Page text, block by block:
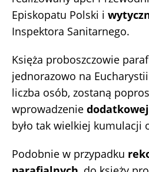
Episkopatu Polski i
Inspektora Sanitarnego.
Księża proboszczowie
jednorazowo na
liczba osób, zostaną
wprowadzenie
było tak wielkiej kumulacji
Podobnie w przypadku